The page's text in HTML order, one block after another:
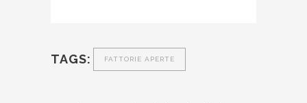
TAGS: FATTORIE APERTE